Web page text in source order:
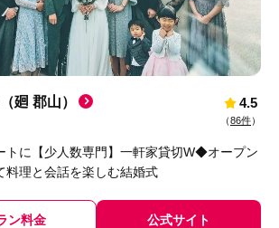
廻 郡山） 4.5
（86件）
トに【少人数専門】一軒家貸切W◆オープン
料理と会話を楽しむ結婚式
ン料金 公式サイト